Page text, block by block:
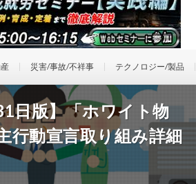
災害/事故/不祥事 テクノロジー/製品
日版】「ホワイト物
行動宣言取り組み詳細